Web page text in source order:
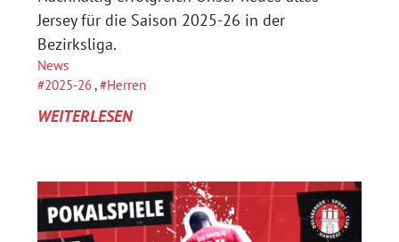
Jersey für die Saison 2025-26 in der
Bezirksliga.
News
2025-26, Herren
WEITERLESEN:
DAS
NEUE
ALTE